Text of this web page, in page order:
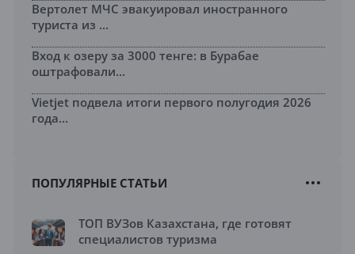
Вертолет МЧС эвакуировал иностранного
туриста из ...
Вход к озеру за 3000 тенге: в Бурабае
оштрафовали...
Vietjet подвела итоги первого полугодия 2026
года...
ПОПУЛЯРНЫЕ СТАТЬИ
ТОП ВУЗов Казахстана, где готовят
специалистов туризма